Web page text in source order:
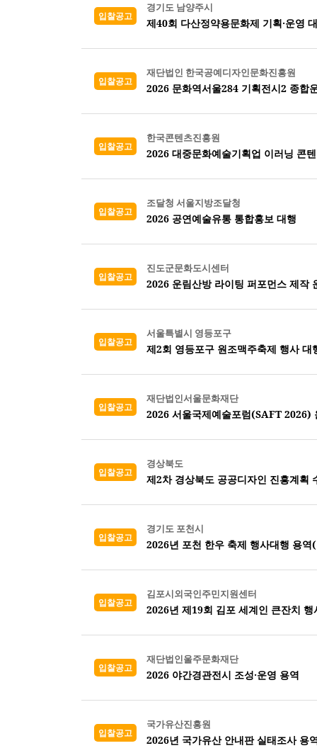
입찰공고
경기도 남양주시
제40회 다산정약용문화제 기획·운영
입찰공고
재단법인 한국공예디자인문화진흥원
2026 문화역서울284 기획전시2 종합
입찰공고
한국콘텐츠진흥원
2026 대중문화예술기획업 이러닝 콘
입찰공고
조달청 서울지방조달청
2026 공연예술유통 통합홍보 대행
입찰공고
진도군문화도시센터
2026 운림산방 라이팅 퍼포먼스 제작
입찰공고
서울특별시 영등포구
제2회 영등포구 원조맥주축제 행사 대
입찰공고
재단법인서울문화재단
2026 서울국제예술포럼(SAFT 2026)
입찰공고
경상북도
제2차 경상북도 공공디자인 진흥계획
입찰공고
경기도 포천시
2026년 포천 한우 축제 행사대행 용역
입찰공고
김포시외국인주민지원센터
2026년 제19회 김포 세계인 큰잔치 행
입찰공고
재단법인울주문화재단
2026 야간경관전시 조성·운영 용역
입찰공고
국가유산진흥원
2026년 국가유산 안내판 실태조사 용